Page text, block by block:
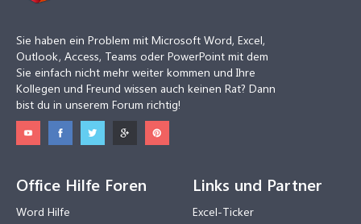
Sie haben ein Problem mit Microsoft Word, Excel,
Outlook, Access, Teams oder PowerPoint mit dem
Sie einfach nicht mehr weiter kommen und Ihre
Kollegen und Freund wissen auch keinen Rat? Dann
bist du in unserem Forum richtig!
Office Hilfe Foren
Word Hilfe
Links und Partner
Excel-Ticker